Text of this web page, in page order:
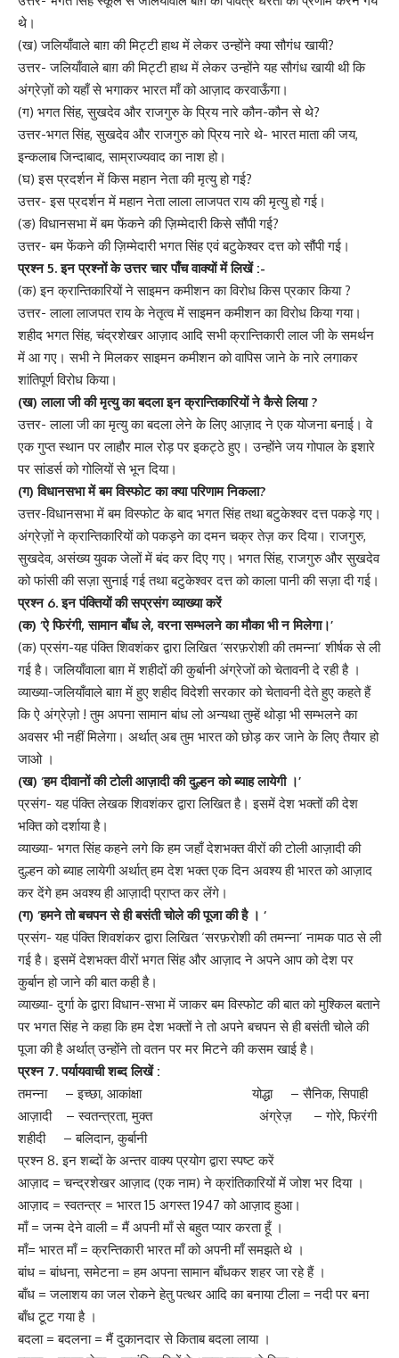
थे।
(ख) जलियाँवाले बाग़ की मिट्टी हाथ में लेकर उन्होंने क्या सौगंध खायी?
उत्तर- जलियाँवाले बाग़ की मिट्टी हाथ में लेकर उन्होंने यह सौगंध खायी थी कि
अंग्रेज़ों को यहाँ से भगाकर भारत माँ को आज़ाद करवाऊँगा।
(ग) भगत सिंह, सुखदेव और राजगुरु के प्रिय नारे कौन-कौन से थे?
उत्तर-भगत सिंह, सुखदेव और राजगुरु को प्रिय नारे थे- भारत माता की जय,
इन्कलाब जिन्दाबाद, साम्राज्यवाद का नाश हो।
(घ) इस प्रदर्शन में किस महान नेता की मृत्यु हो गई?
उत्तर- इस प्रदर्शन में महान नेता लाला लाजपत राय की मृत्यु हो गई।
(ङ) विधानसभा में बम फेंकने की ज़िम्मेदारी किसे सौंपी गई?
उत्तर- बम फेंकने की ज़िम्मेदारी भगत सिंह एवं बटुकेश्वर दत्त को सौंपी गई।
प्रश्न5.इन प्रश्नों के उत्तर चार पाँच वाक्यों में लिखें :-
(क) इन क्रान्तिकारियों ने साइमन कमीशन का विरोध किस प्रकार किया ?
उत्तर- लाला लाजपत राय के नेतृत्व में साइमन कमीशन का विरोध किया गया।
शहीद भगत सिंह, चंद्रशेखर आज़ाद आदि सभी क्रान्तिकारी लाल जी के समर्थन
में आ गए। सभी ने मिलकर साइमन कमीशन को वापिस जाने के नारे लगाकर
शांतिपूर्ण विरोध किया।
(ख) लाला जी की मृत्यु का बदला इन क्रान्तिकारियों ने कैसे लिया ?
उत्तर- लाला जी का मृत्यु का बदला लेने के लिए आज़ाद ने एक योजना बनाई। वे
एक गुप्त स्थान पर लाहौर माल रोड़ पर इकट्ठे हुए। उन्होंने जय गोपाल के इशारे
पर सांडर्स को गोलियों से भून दिया।
(ग) विधानसभा में बम विस्फोट का क्या परिणाम निकला?
उत्तर-विधानसभा में बम विस्फोट के बाद भगत सिंह तथा बटुकेश्वर दत्त पकड़े गए।
अंग्रेज़ों ने क्रान्तिकारियों को पकड़ने का दमन चक्र तेज़ कर दिया। राजगुरु,
सुखदेव, असंख्य युवक जेलों में बंद कर दिए गए। भगत सिंह, राजगुरु और सुखदेव
को फांसी की सज़ा सुनाई गई तथा बटुकेश्वर दत्त को काला पानी की सज़ा दी गई।
प्रश्न 6. इन पंक्तियों की सप्रसंग व्याख्या करें
(क) ‘ऐ फिरंगी, सामान बाँध ले, वरना सम्भलने का मौका भी न मिलेगा।’
(क) प्रसंग-यह पंक्ति शिवशंकर द्वारा लिखित ‘सरफ़रोशी की तमन्ना’ शीर्षक से ली
गई है। जलियाँवाला बाग़ में शहीदों की कुर्बानी अंग्रेजों को चेतावनी दे रही है ।
व्याख्या-जलियाँवाले बाग़ में हुए शहीद विदेशी सरकार को चेतावनी देते हुए कहते हैं
कि ऐ अंग्रेज़ो ! तुम अपना सामान बांध लो अन्यथा तुम्हें थोड़ा भी सम्भलने का
अवसर भी नहीं मिलेगा। अर्थात् अब तुम भारत को छोड़ कर जाने के लिए तैयार हो
जाओ ।
(ख) ‘हम दीवानों की टोली आज़ादी की दुल्हन को ब्याह लायेगी ।’
प्रसंग- यह पंक्ति लेखक शिवशंकर द्वारा लिखित है। इसमें देश भक्तों की देश
भक्ति को दर्शाया है।
व्याख्या- भगत सिंह कहने लगे कि हम जहाँ देशभक्त वीरों की टोली आज़ादी की
दुल्हन को ब्याह लायेगी अर्थात् हम देश भक्त एक दिन अवश्य ही भारत को आज़ाद
कर देंगे हम अवश्य ही आज़ादी प्राप्त कर लेंगे।
(ग) ‘हमने तो बचपन से ही बसंती चोले की पूजा की है । ‘
प्रसंग- यह पंक्ति शिवशंकर द्वारा लिखित ‘सरफ़रोशी की तमन्ना’ नामक पाठ से ली
गई है। इसमें देशभक्त वीरों भगत सिंह और आज़ाद ने अपने आप को देश पर
कुर्बान हो जाने की बात कही है।
व्याख्या- दुर्गा के द्वारा विधान-सभा में जाकर बम विस्फोट की बात को मुश्किल बताने
पर भगत सिंह ने कहा कि हम देश भक्तों ने तो अपने बचपन से ही बसंती चोले की
पूजा की है अर्थात् उन्होंने तो वतन पर मर मिटने की कसम खाई है।
प्रश्न 7. पर्यायवाची शब्द लिखें :
तमन्ना – इच्छा, आकांक्षा योद्धा – सैनिक, सिपाही
आज़ादी – स्वतन्त्रता, मुक्त अंग्रेज़ – गोरे, फिरंगी
शहीदी – बलिदान, कुर्बानी
प्रश्न 8. इन शब्दों के अन्तर वाक्य प्रयोग द्वारा स्पष्ट करें
आज़ाद = चन्द्रशेखर आज़ाद (एक नाम) ने क्रांतिकारियों में जोश भर दिया ।
आज़ाद = स्वतन्त्र = भारत 15 अगस्त 1947 को आज़ाद हुआ।
माँ = जन्म देने वाली = मैं अपनी माँ से बहुत प्यार करता हूँ ।
माँ= भारत माँ = क्रन्तिकारी भारत माँ को अपनी माँ समझते थे ।
बांध = बांधना, समेटना = हम अपना सामान बाँधकर शहर जा रहे हैं ।
बाँध = जलाशय का जल रोकने हेतु पत्थर आदि का बनाया टीला = नदी पर बना
बाँध टूट गया है ।
बदला = बदलना = मैं दुकानदार से किताब बदला लाया ।